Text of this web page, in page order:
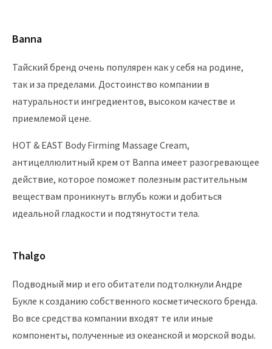
Banna
Тайский бренд очень популярен как у себя на родине,
так и за пределами. Достоинство компании в
натуральности ингредиентов, высоком качестве и
приемлемой цене.
HOT & EAST Body Firming Massage Cream,
антицеллюлитный крем от Banna имеет разогревающее
действие, которое поможет полезным растительным
веществам проникнуть вглубь кожи и добиться
идеальной гладкости и подтянутости тела.
Thalgo
Подводный мир и его обитатели подтолкнули Андре
Букле к созданию собственного косметического бренда.
Во все средства компании входят те или иные
компоненты, полученные из океанской и морской воды.